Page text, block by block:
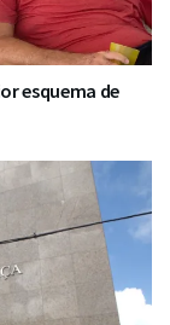
esquema de